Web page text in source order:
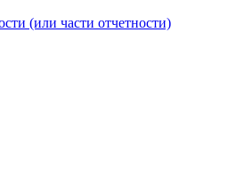
(или части отчетности)